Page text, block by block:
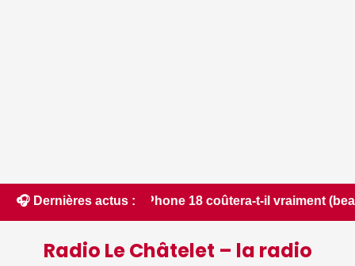
🎧 Dernières actus :
L'iPhone 18 coûtera-t-il vraiment (beaucoup) plus cher ?
Radio Le Châtelet – la radio